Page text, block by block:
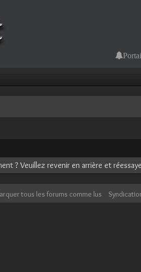
? Veuillez revenir en arrière et
tous les forums comme lus